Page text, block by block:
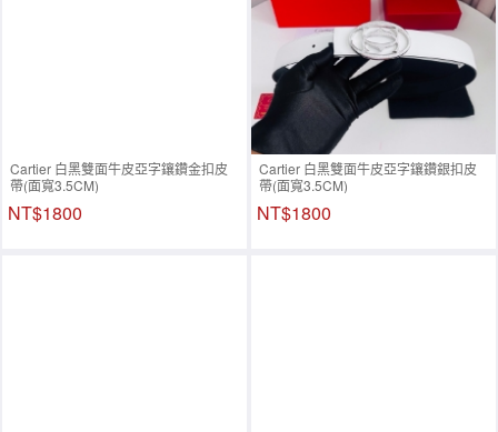
Cartier 白黑雙面牛皮亞字鑲鑽金扣皮
帶(面寬3.5CM)
NT$1800
Cartier 白黑雙面牛皮亞字鑲鑽銀扣皮
帶(面寬3.5CM)
NT$1800